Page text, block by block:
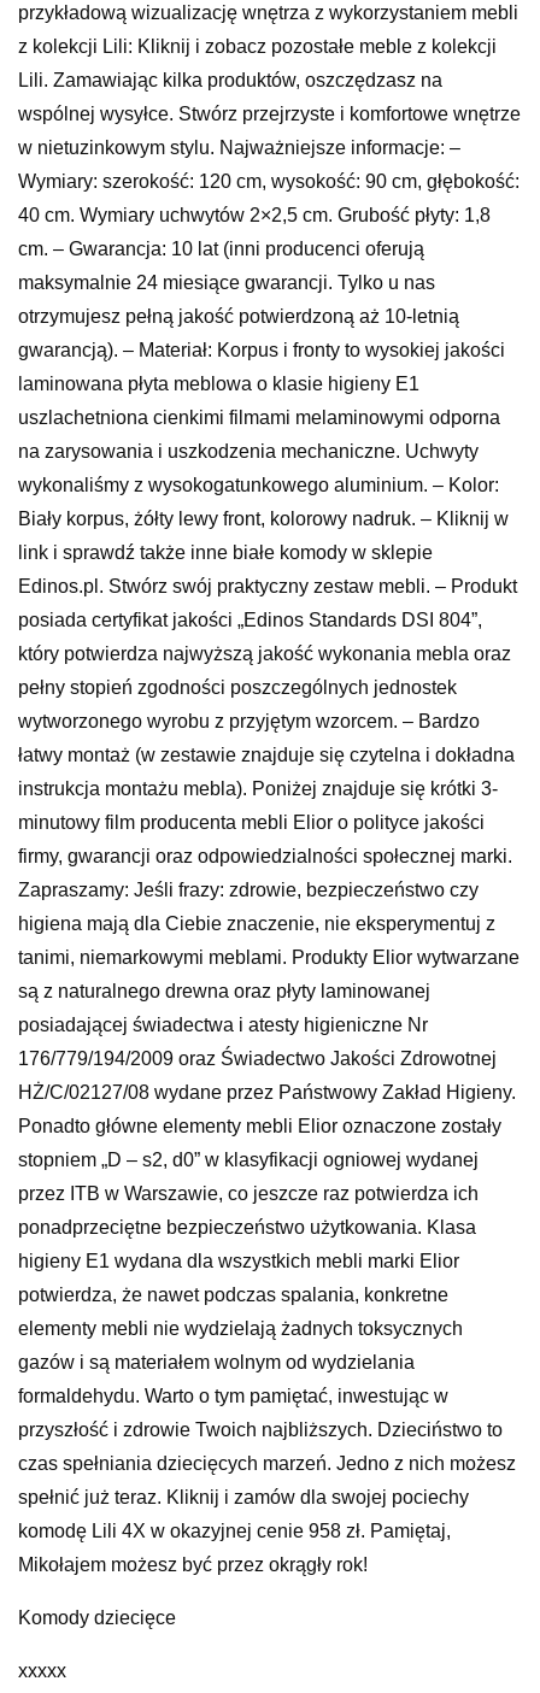
przykładową wizualizację wnętrza z wykorzystaniem mebli
z kolekcji Lili: Kliknij i zobacz pozostałe meble z kolekcji
Lili. Zamawiając kilka produktów, oszczędzasz na
wspólnej wysyłce. Stwórz przejrzyste i komfortowe wnętrze
w nietuzinkowym stylu. Najważniejsze informacje: –
Wymiary: szerokość: 120 cm, wysokość: 90 cm, głębokość:
40 cm. Wymiary uchwytów 2×2,5 cm. Grubość płyty: 1,8
cm. – Gwarancja: 10 lat (inni producenci oferują
maksymalnie 24 miesiące gwarancji. Tylko u nas
otrzymujesz pełną jakość potwierdzoną aż 10-letnią
gwarancją). – Materiał: Korpus i fronty to wysokiej jakości
laminowana płyta meblowa o klasie higieny E1
uszlachetniona cienkimi filmami melaminowymi odporna
na zarysowania i uszkodzenia mechaniczne. Uchwyty
wykonaliśmy z wysokogatunkowego aluminium. – Kolor:
Biały korpus, żółty lewy front, kolorowy nadruk. – Kliknij w
link i sprawdź także inne białe komody w sklepie
Edinos.pl. Stwórz swój praktyczny zestaw mebli. – Produkt
posiada certyfikat jakości „Edinos Standards DSI 804”,
który potwierdza najwyższą jakość wykonania mebla oraz
pełny stopień zgodności poszczególnych jednostek
wytworzonego wyrobu z przyjętym wzorcem. – Bardzo
łatwy montaż (w zestawie znajduje się czytelna i dokładna
instrukcja montażu mebla). Poniżej znajduje się krótki 3-
minutowy film producenta mebli Elior o polityce jakości
firmy, gwarancji oraz odpowiedzialności społecznej marki.
Zapraszamy: Jeśli frazy: zdrowie, bezpieczeństwo czy
higiena mają dla Ciebie znaczenie, nie eksperymentuj z
tanimi, niemarkowymi meblami. Produkty Elior wytwarzane
są z naturalnego drewna oraz płyty laminowanej
posiadającej świadectwa i atesty higieniczne Nr
176/779/194/2009 oraz Świadectwo Jakości Zdrowotnej
HŻ/C/02127/08 wydane przez Państwowy Zakład Higieny.
Ponadto główne elementy mebli Elior oznaczone zostały
stopniem „D – s2, d0” w klasyfikacji ogniowej wydanej
przez ITB w Warszawie, co jeszcze raz potwierdza ich
ponadprzeciętne bezpieczeństwo użytkowania. Klasa
higieny E1 wydana dla wszystkich mebli marki Elior
potwierdza, że nawet podczas spalania, konkretne
elementy mebli nie wydzielają żadnych toksycznych
gazów i są materiałem wolnym od wydzielania
formaldehydu. Warto o tym pamiętać, inwestując w
przyszłość i zdrowie Twoich najbliższych. Dzieciństwo to
czas spełniania dziecięcych marzeń. Jedno z nich możesz
spełnić już teraz. Kliknij i zamów dla swojej pociechy
komodę Lili 4X w okazyjnej cenie 958 zł. Pamiętaj,
Mikołajem możesz być przez okrągły rok!
Komody dziecięce
xxxxx